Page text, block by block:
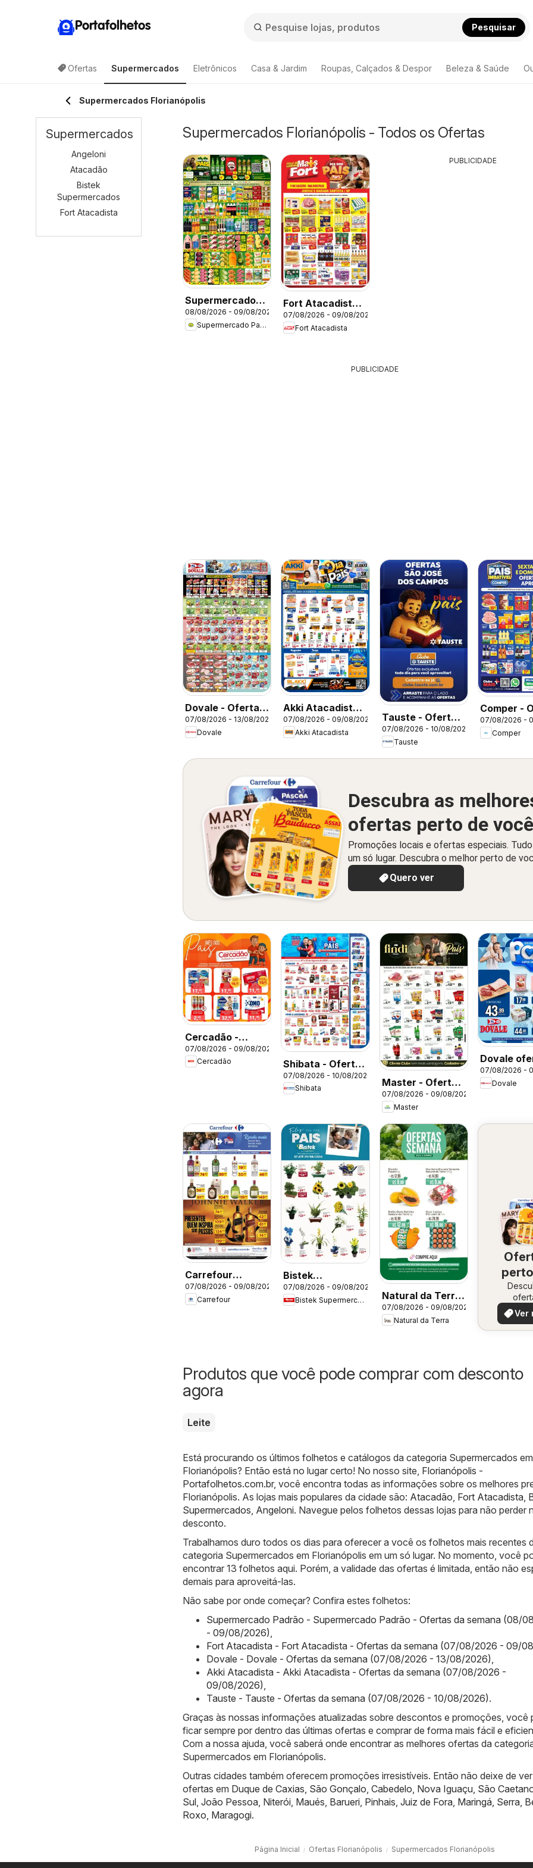
Portafolhetos Pesquisar
Ofertas Supermercados Eletrônicos Casa & Jardim Roupas, Calçados & Despor Beleza & Saúde
Supermercados Florianópolis
Supermercados Florianópolis - Todos os Ofertas
Supermercado
Padrão - Ofertas
da semana
08/08/2026 - 09/08/2026
Supermercado Padrão
Fort Atacadista -
Ofertas da
semana
07/08/2026 - 09/08/2026
Fort Atacadista
PUBLICIDADE
PUBLICIDADE
Dovale - Ofertas
da semana
07/08/2026 - 13/08/2026
Dovale
Akki Atacadista -
Ofertas da
semana
07/08/2026 - 09/08/2026
Akki Atacadista
Tauste - Ofertas
da semana
07/08/2026 - 10/08/2026
Tauste
Comper -
da semana
07/08/2026 -
Comper
Descubra as
ofertas perto de você
Promoções locais e ofertas especiais.
um só lugar. Descubra o melhor perto de
Quero ver
Cercadão -
Ofertas da
semana
07/08/2026 - 09/08/2026
Cercadão
Shibata - Ofertas
da semana
07/08/2026 - 10/08/2026
Shibata
Master - Ofertas
da semana
07/08/2026 - 09/08/2026
Master
Dovale
do Dia
07/08/2026 -
Dovale
Carrefour
ofertas FDS
07/08/2026 - 09/08/2026
Carrefour
Bistek
Supermercados
ofertas Dia dos
07/08/2026 - 09/08/2026
Bistek Supermercados
Natural da Terra
- Ofertas da
semana
07/08/2026 - 09/08/2026
Natural da Terra
Ver
Produtos que você pode comprar com desconto
agora
Leite
Está procurando os últimos folhetos e catálogos da categoria Supermercados em
Florianópolis? Então está no lugar certo! No nosso site, Florianópolis -
Portafolhetos.com.br, você encontra todas as informações sobre os melhores
Florianópolis. As lojas mais populares da cidade são: Atacadão, Fort Atacadista,
Supermercados, Angeloni. Navegue pelos folhetos dessas lojas para não perder
desconto.
Trabalhamos duro todos os dias para oferecer a você os folhetos mais recentes
categoria Supermercados em Florianópolis em um só lugar. No momento, você
encontrar 13 folhetos aqui. Porém, a validade das ofertas é limitada, então não
demais para aproveitá-las.
Não sabe por onde começar? Confira estes folhetos:
Supermercado Padrão - Supermercado Padrão - Ofertas da semana (08/
- 09/08/2026),
Fort Atacadista - Fort Atacadista - Ofertas da semana (07/08/2026 - 09/
Dovale - Dovale - Ofertas da semana (07/08/2026 - 13/08/2026),
Akki Atacadista - Akki Atacadista - Ofertas da semana (07/08/2026 -
09/08/2026),
Tauste - Tauste - Ofertas da semana (07/08/2026 - 10/08/2026).
Graças às nossas informações atualizadas sobre descontos e promoções, você
ficar sempre por dentro das últimas ofertas e comprar de forma mais fácil e
Com a nossa ajuda, você saberá onde encontrar as melhores ofertas da
Supermercados em Florianópolis.
Outras cidades também oferecem promoções irresistíveis. Então não deixe de
ofertas em Duque de Caxias, São Gonçalo, Cabedelo, Nova Iguaçu, São
Sul, João Pessoa, Niterói, Maués, Barueri, Pinhais, Juiz de Fora, Maringá, Serra,
Roxo, Maragogi.
Página Inicial Ofertas Florianópolis Supermercados Florianópolis
Supermercados
Angeloni
Atacadão
Bistek
Supermercados
Fort Atacadista